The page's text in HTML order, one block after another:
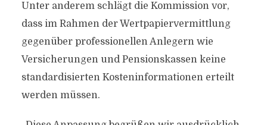
Unter anderem schlägt die Kommission vor,
dass im Rahmen der Wertpapiervermittlung
gegenüber professionellen Anlegern wie
Versicherungen und Pensionskassen keine
standardisierten Kosteninformationen erteilt
werden müssen.